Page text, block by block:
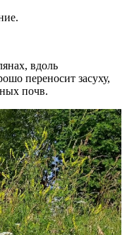
вдоль
переносит засуху,
почв.